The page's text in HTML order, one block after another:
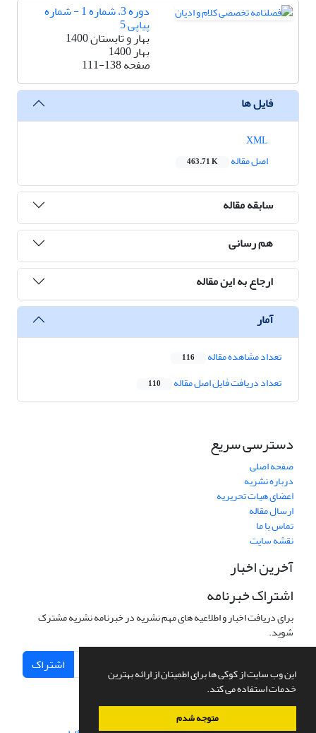
این وب سایت از کوکی ها برای اطمینان از ارائه بهترین
خدمات استفاده می کند.
متوجه شدم
دوره 3، شماره 1 - شماره
پیاپی 5
بهار و تابستان 1400
بهار 1400
صفحه111-138
فایل ها
اصل مقاله
463.71 K
سابقه مقاله
هم رسانی
ارجاع به این مقاله
آمار
تعداد مشاهده مقاله 116
تعداد دریافت فایل اصل مقاله 110
دسترسی سریع
صفحه اصلی
درباره نشریه
اعضای هیات تحریریه
ارسال مقاله
تماس با ما
نقشه سایت
آخرین اخبار
اشتراک خبرنامه
برای دریافت اخبار و اطلاعیه های مهم نشریه در خبرنامه نشریه مشترک
شوید.
اشتراک